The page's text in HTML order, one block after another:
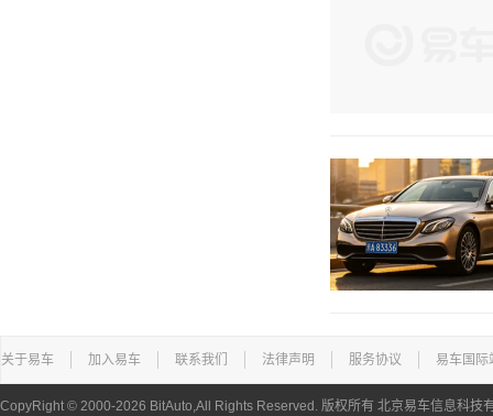
关于易车 加入易车 联系我们 法律声明 服务协议 易车国际
CopyRight © 2000-2026 BitAuto,All Rights Reserved. 版权所有 北京易车信息科